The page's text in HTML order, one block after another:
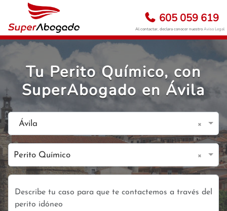
605 059 619
Al contactar, declara conocer nuestroAviso Legal
Tu Perito Químico, con
SuperAbogado en Ávila
Ávila ×
Perito Químico ×